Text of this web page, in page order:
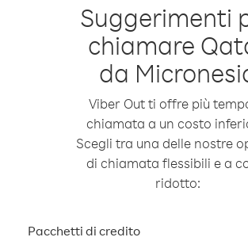
Suggerimenti
chiamare
da
Viber Out ti offre più
chiamata a un costo
Scegli tra una delle nostre
di chiamata flessibili e a
ridotto:
Pacchetti di credito